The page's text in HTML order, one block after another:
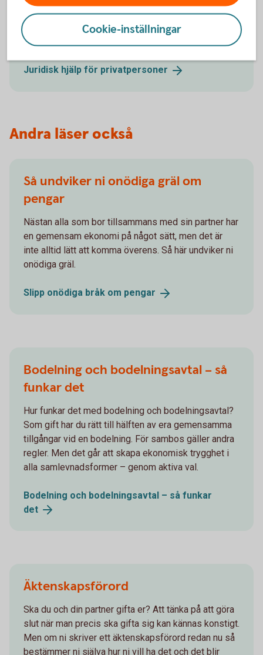
Skriv samboavtal, äktenskapsförord, testamente och
andra avtal. Välj om du vill skriva avtalen själv eller
boka tid med en jurist.
Juridisk hjälp för privatpersoner
Andra läser också
Så undviker ni onödiga gräl om
pengar
Nästan alla som bor tillsammans med sin partner har
en gemensam ekonomi på något sätt, men det är
inte alltid lätt att komma överens. Så här undviker ni
onödiga gräl.
Slipp onödiga bråk om pengar
Bodelning och bodelningsavtal – så
funkar det
Hur funkar det med bodelning och bodelningsavtal?
Som gift har du rätt till hälften av era gemensamma
tillgångar vid en bodelning. För sambos gäller andra
regler. Men det går att skapa ekonomisk trygghet i
alla samlevnadsformer – genom aktiva val.
Bodelning och bodelningsavtal – så funkar
det
Äktenskapsförord
Ska du och din partner gifta er? Att tänka på att göra
slut när man precis ska gifta sig kan kännas konstigt.
Men om ni skriver ett äktenskapsförord redan nu så
bestämmer ni själva hur ni vill ha det och det blir
Cookie-inställningar